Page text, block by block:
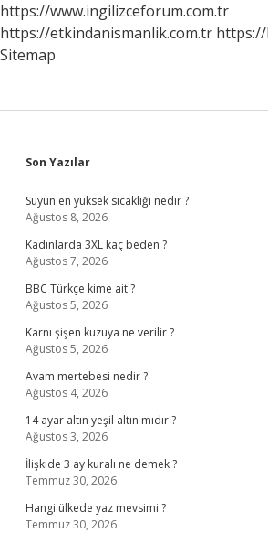
https://www.ingilizceforum.com.tr
https://etkindanismanlik.com.tr
Sitemap
Sidebar
Son Yazılar
Suyun en yüksek sıcaklığı nedir ?
Ağustos 8, 2026
Kadınlarda 3XL kaç beden ?
Ağustos 7, 2026
BBC Türkçe kime ait ?
Ağustos 5, 2026
Karnı şişen kuzuya ne verilir ?
Ağustos 5, 2026
Avam mertebesi nedir ?
Ağustos 4, 2026
14 ayar altın yeşil altın mıdır ?
Ağustos 3, 2026
İlişkide 3 ay kuralı ne demek ?
Temmuz 30, 2026
Hangi ülkede yaz mevsimi ?
Temmuz 30, 2026